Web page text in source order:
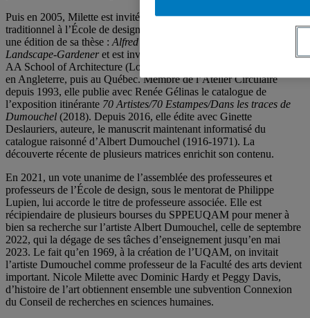
Puis en 2005, Milette est invitée à enseigner le dessin informatisé et
traditionnel à l’École de design de l’UQAM. Elle publie en 2012
une édition de sa thèse : Alfred Parsons R. A. Landscape-Painter as
Landscape-Gardeneret est invité à présenter des conférences à The
AA School of Architecture (Londres), The Broadway Arts Festival
en Angleterre, puis au Québec. Membre de l’Atelier Circulaire
depuis 1993, elle publie avec Renée Gélinas le catalogue de
l’exposition itinérante 70 Artistes/70 Estampes/Dans les traces de
Dumouchel (2018). Depuis 2016, elle édite avec Ginette
Deslauriers, auteure, le manuscrit maintenant informatisé du
catalogue raisonné d’Albert Dumouchel (1916-1971). La
découverte récente de plusieurs matrices enrichit son contenu.
En 2021, un vote unanime de l’assemblée des professeures et
professeurs de l’École de design, sous le mentorat de Philippe
Lupien, lui accorde le titre de professeure associée. Elle est
récipiendaire de plusieurs bourses du SPPEUQAM pour mener à
bien sa recherche sur l’artiste Albert Dumouchel, celle de septembre
2022, qui la dégage de ses tâches d’enseignement jusqu’en mai
2023. Le fait qu’en 1969, à la création de l’UQAM, on invitait
l’artiste Dumouchel comme professeur de la Faculté des arts devient
important. Nicole Milette avec Dominic Hardy et Peggy Davis,
d’histoire de l’art obtiennent ensemble une subvention Connexion
du Conseil de recherches en sciences humaines.